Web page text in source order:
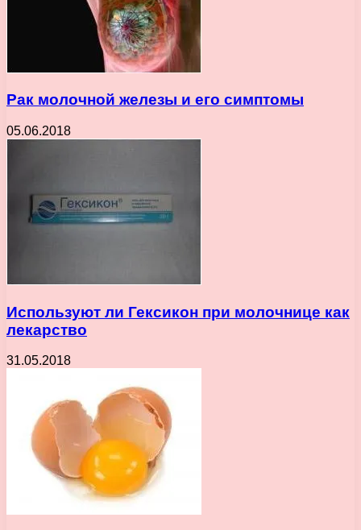
Рак молочной железы и его симптомы
05.06.2018
Используют ли Гексикон при молочнице как
лекарство
31.05.2018